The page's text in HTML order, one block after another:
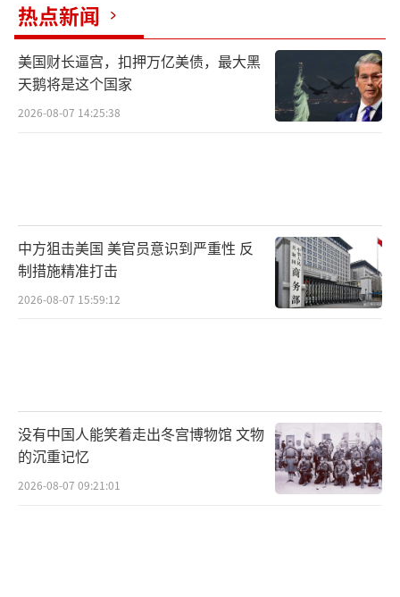
热点新闻
美国财长逼宫，扣押万亿美债，最大黑
天鹅将是这个国家
2026-08-07 14:25:38
中方狙击美国 美官员意识到严重性 反
制措施精准打击
2026-08-07 15:59:12
没有中国人能笑着走出冬宫博物馆 文物
的沉重记忆
2026-08-07 09:21:01